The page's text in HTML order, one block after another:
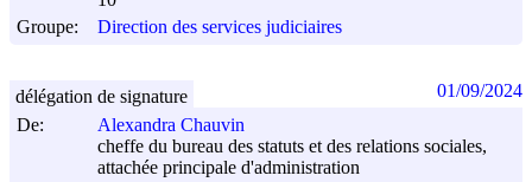
Groupe:
Direction des services judiciaires
De:
Alexandra Chauvin
cheffe du bureau des statuts et des relations sociales,
attachée principale d'administration
délégation de signature 01/09/2024